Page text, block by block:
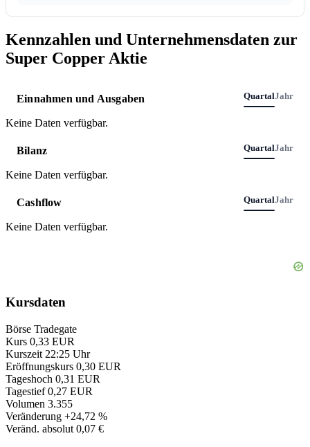
Kennzahlen und Unternehmensdaten zur
Super Copper Aktie
Einnahmen und Ausgaben QuartalJahr
Keine Daten verfügbar.
Bilanz QuartalJahr
Keine Daten verfügbar.
Cashflow QuartalJahr
Keine Daten verfügbar.
Kursdaten
Börse Tradegate
Kurs 0,33 EUR
Kurszeit 22:25 Uhr
Eröffnungskurs 0,30 EUR
Tageshoch 0,31 EUR
Tagestief 0,27 EUR
Volumen 3.355
Veränderung +24,72 %
Veränd. absolut 0,07 €